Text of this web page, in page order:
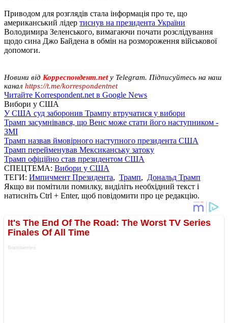
Приводом для розглядів стала інформація про те, що
американський лідер тиснув на президента України
Володимира Зеленського, вимагаючи почати розслідування
щодо сина Джо Байдена в обмін на розмороження військової
допомоги.
Новини від Корреспондент.netу Telegram. Підписуйтесь на наш
канал https://t.me/korrespondentnet
Читайте Korrespondent.net в Google News
Вибори у США
У США суд заборонив Трампу втручатися у вибори
Трамп засумнівався, що Венс може стати його наступником -
ЗМІ
Трамп назвав ймовірного наступного президента США
Трамп перейменував Мексиканську затоку
Трамп офіційно став президентом США
СПЕЦТЕМА: Вибори у США
ТЕГИ: Импичмент Президента, Трамп, Дональд Трамп
Якщо ви помітили помилку, виділіть необхідний текст і
натисніть Ctrl + Enter, щоб повідомити про це редакцію.